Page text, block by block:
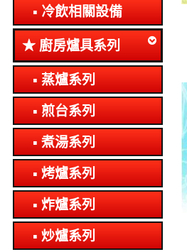
冷飲相關設備
廚房爐具系列
蒸爐系列
煎台系列
煮湯系列
烤爐系列
炸爐系列
炒爐系列